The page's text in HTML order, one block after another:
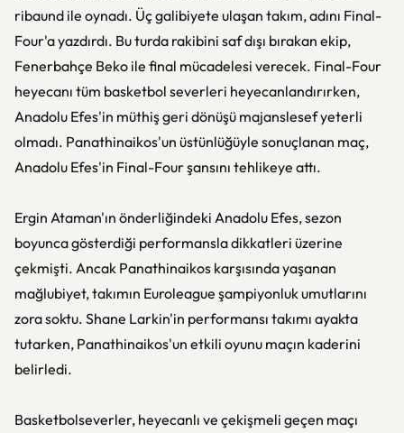
ribaund ile oynadı. Üç galibiyete ulaşan takım, adını Final-
Four'a yazdırdı. Bu turda rakibini saf dışı bırakan ekip,
Fenerbahçe Beko ile final mücadelesi verecek. Final-Four
heyecanı tüm basketbol severleri heyecanlandırırken,
Anadolu Efes'in müthiş geri dönüşü majanslesef yeterli
olmadı. Panathinaikos'un üstünlüğüyle sonuçlanan maç,
Anadolu Efes'in Final-Four şansını tehlikeye attı.
Ergin Ataman'ın önderliğindeki Anadolu Efes, sezon
boyunca gösterdiği performansla dikkatleri üzerine
çekmişti. Ancak Panathinaikos karşısında yaşanan
mağlubiyet, takımın Euroleague şampiyonluk umutlarını
zora soktu. Shane Larkin'in performansı takımı ayakta
tutarken, Panathinaikos'un etkili oyunu maçın kaderini
belirledi.
Basketbolseverler, heyecanlı ve çekişmeli geçen maçı